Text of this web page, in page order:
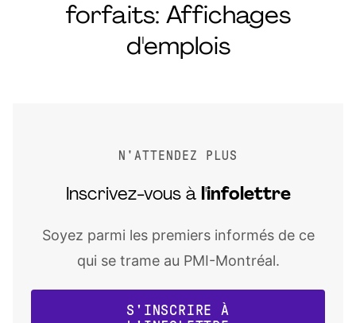
forfaits: Affichages
d'emplois
N'ATTENDEZ PLUS
Inscrivez-vous à l'infolettre
Soyez parmi les premiers informés de ce
qui se trame au PMI-Montréal.
S'INSCRIRE À